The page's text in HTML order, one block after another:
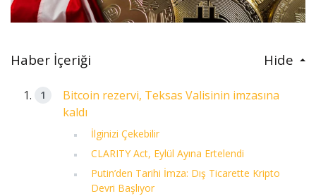
Haber İçeriği Hide
Bitcoin rezervi, Teksas Valisinin imzasına
kaldı
İlginizi Çekebilir
CLARITY Act, Eylül Ayına Ertelendi
Putin’den Tarihi İmza: Dış Ticarette Kripto
Devri Başlıyor